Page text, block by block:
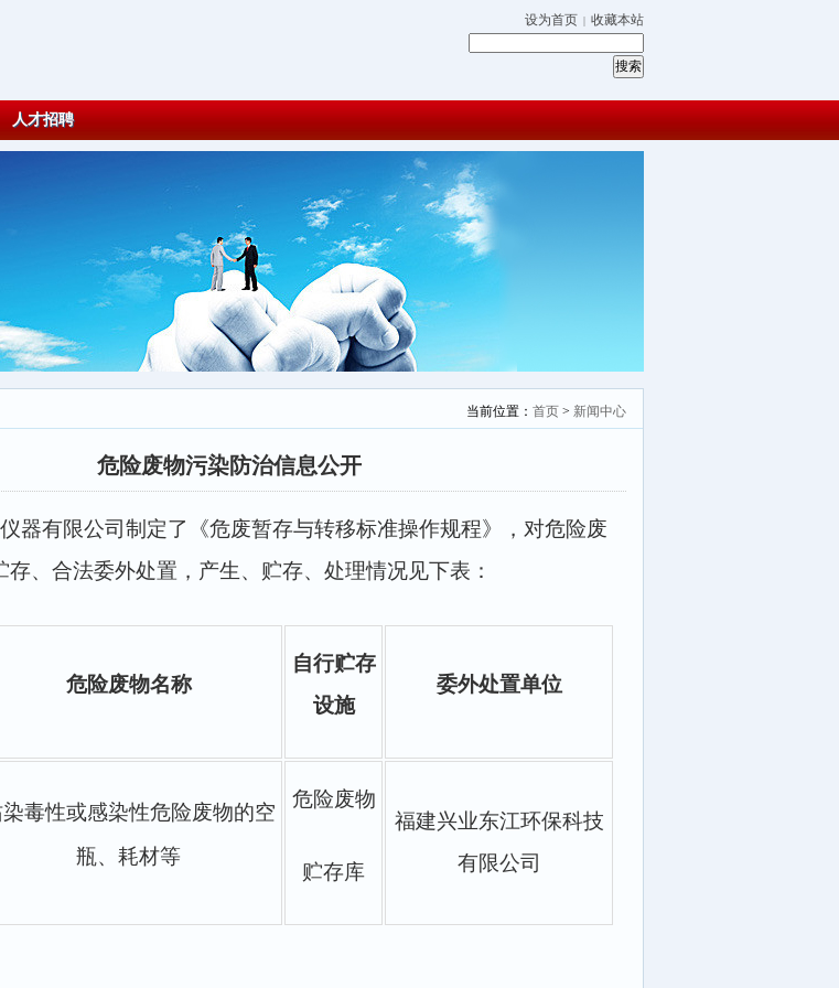
设为首页 | 收藏本站
人才招聘
当前位置： 首页 > 新闻中心
危险废物污染防治信息公开
器有限公司制定了《危废暂存与转移标准操作规程》，对危险废
、合法委外处置，产生、贮存、处理情况见下表：
危险废物名称
自行贮存
设施
委外处置单位
毒性或感染性危险废物的空
瓶、耗材等
危险废物
贮存库
福建兴业东江环保科技
有限公司